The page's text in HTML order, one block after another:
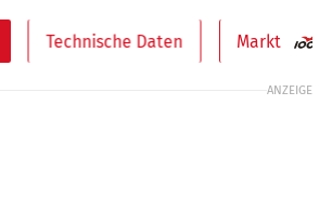
Technische Daten Markt
ANZEIGE